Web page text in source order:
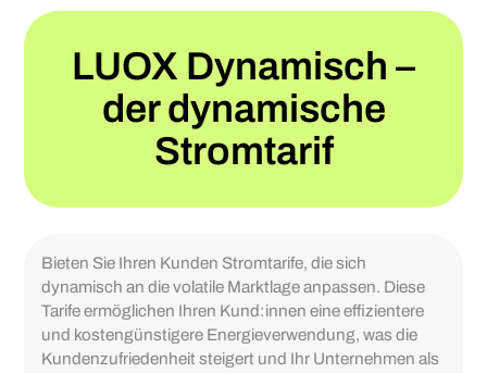
LUOX Dynamisch –
der dynamische
Stromtarif
Bieten Sie Ihren Kunden Stromtarife, die sich
dynamisch an die volatile Marktlage anpassen. Diese
Tarife ermöglichen Ihren Kund:innen eine effizientere
und kostengünstigere Energieverwendung, was die
Kundenzufriedenheit steigert und Ihr Unternehmen als